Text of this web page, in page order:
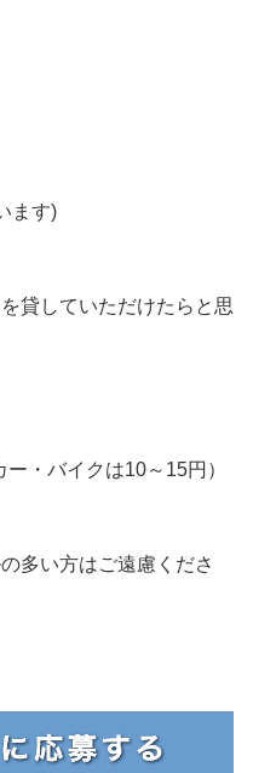
ます)
貸していただけたらと思
・バイクは10～15円）
多い方はご遠慮くださ